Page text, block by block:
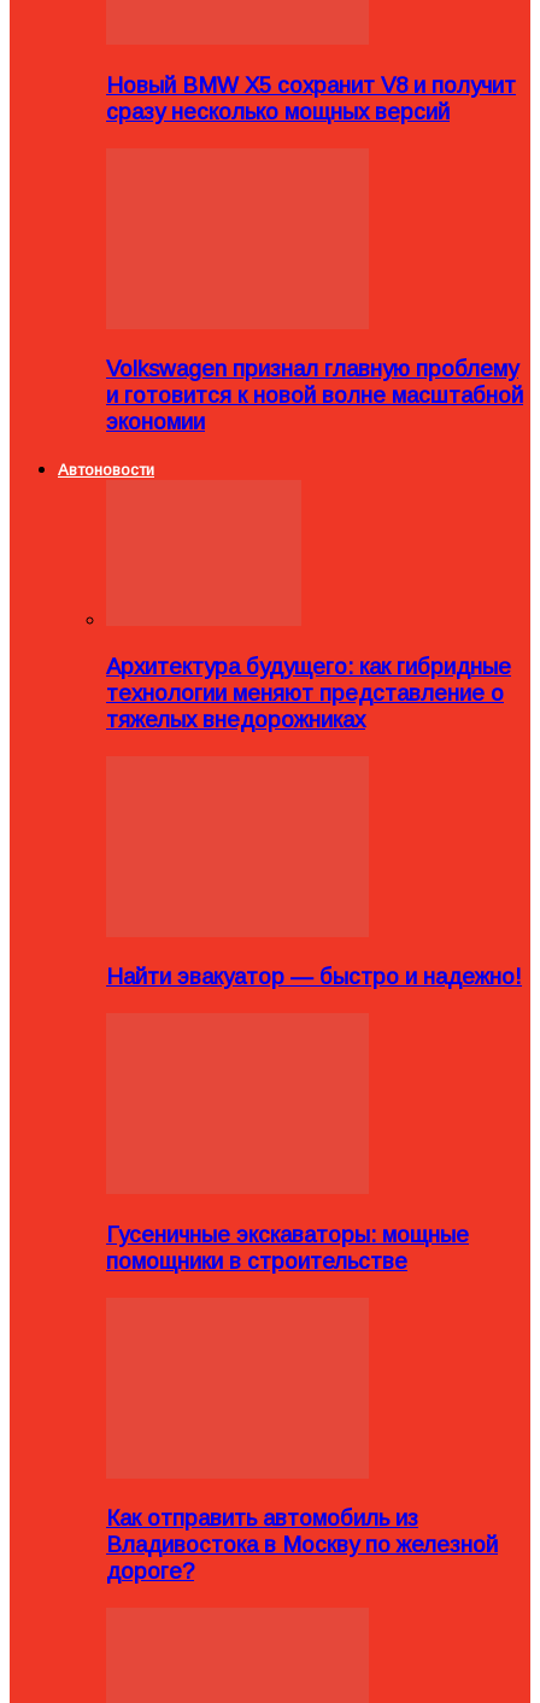
Новый BMW X5 сохранит V8 и получит
сразу несколько мощных версий
Volkswagen признал главную проблему
и готовится к новой волне масштабной
экономии
Автоновости
Архитектура будущего: как гибридные
технологии меняют представление о
тяжелых внедорожниках
Найти эвакуатор — быстро и надежно!
Гусеничные экскаваторы: мощные
помощники в строительстве
Как отправить автомобиль из
Владивостока в Москву по железной
дороге?